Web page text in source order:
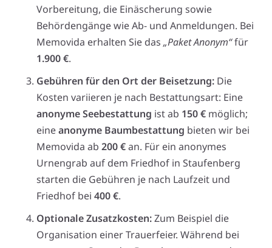
Vorbereitung, die Einäscherung sowie
Behördengänge wie Ab- und Anmeldungen. Bei
Memovida erhalten Sie das „Paket Anonym“für
1.900 €.
Gebühren für den Ort der Beisetzung: Die
Kosten variieren je nach Bestattungsart: Eine
anonyme Seebestattung ist ab 150 € möglich;
eineanonyme Baumbestattung bieten wir bei
Memovida ab 200 €an. Für ein anonymes
Urnengrab auf dem Friedhof in Staufenberg
starten die Gebühren je nach Laufzeit und
Friedhof bei 400 €.
Optionale Zusatzkosten:Zum Beispiel die
Organisation einer Trauerfeier. Während bei